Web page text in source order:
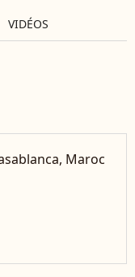
VIDÉOS
Maroc